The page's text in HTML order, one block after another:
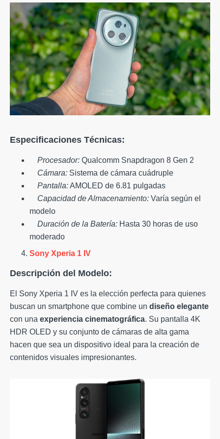
Especificaciones Técnicas:
Procesador: Qualcomm Snapdragon 8 Gen 2
Cámara: Sistema de cámara cuádruple
Pantalla:AMOLED de 6.81 pulgadas
Capacidad de Almacenamiento: Varía según el
modelo
Duración de la Batería: Hasta 30 horas de uso
moderado
Sony Xperia 1 IV
Descripción del Modelo:
El Sony Xperia 1 IV es la elección perfecta para quienes
buscan un smartphone que combine un diseño elegante
con una experiencia cinematográfica. Su pantalla 4K
HDR OLED y su conjunto de cámaras de alta gama
hacen que sea un dispositivo ideal para la creación de
contenidos visuales impresionantes.